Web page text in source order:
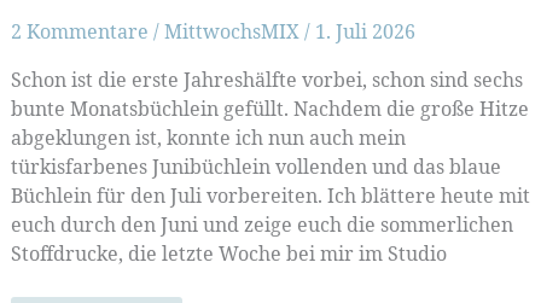
2 Kommentare /MittwochsMIX/ 1. Juli 2026
Schon ist die erste Jahreshälfte vorbei, schon sind sechs
bunte Monatsbüchlein gefüllt. Nachdem die große Hitze
abgeklungen ist, konnte ich nun auch mein
türkisfarbenes Junibüchlein vollenden und das blaue
Büchlein für den Juli vorbereiten. Ich blättere heute mit
euch durch den Juni und zeige euch die sommerlichen
Stoffdrucke, die letzte Woche bei mir im Studio